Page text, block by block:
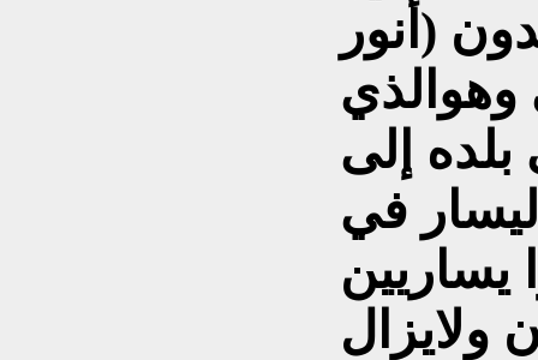
(أنور
وهوالذي
إلى
في
يساريين
ولايزال